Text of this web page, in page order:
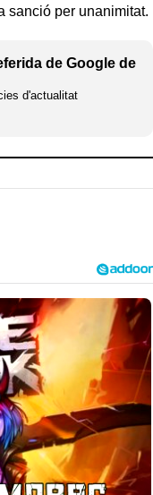
sanció per unanimitat.
de Google de
d'actualitat